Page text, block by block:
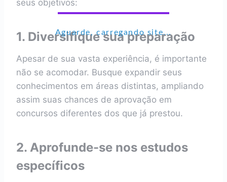
Aguarde, carregando site...
seus objetivos:
1. Diversifique sua preparação
Apesar de sua vasta experiência, é importante
não se acomodar. Busque expandir seus
conhecimentos em áreas distintas, ampliando
assim suas chances de aprovação em
concursos diferentes dos que já prestou.
2. Aprofunde-se nos estudos
específicos